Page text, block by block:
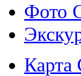
Фото
Карта